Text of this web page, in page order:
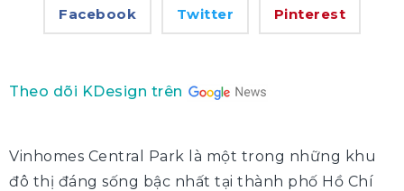
Facebook Twitter Pinterest
Theo dõi KDesign trên
Vinhomes Central Park là một trong những khu
đô thị đáng sống bậc nhất tại thành phố Hồ Chí